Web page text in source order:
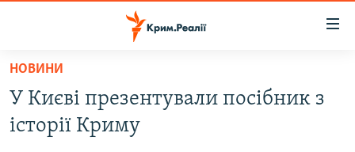
Перейти
основного
матеріалу
Перейти
ВІДЕО ТА ФОТО
НОВИНИ
У Києві презентували посібник з
історії Криму